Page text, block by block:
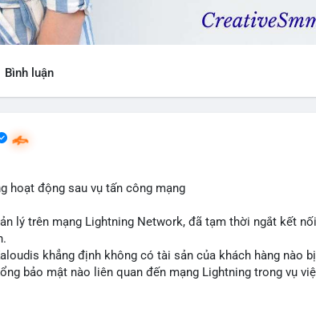
Bình luận
hoạt động sau vụ tấn công mạng
lý trên mạng Lightning Network, đã tạm thời ngắt kết
khẳng định không có tài sản của khách hàng nào
bảo mật nào liên quan đến mạng Lightning trong vụ